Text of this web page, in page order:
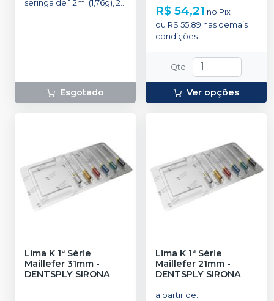
seringa de 1,2ml (1,76g), 2
Esgotado
R$ 54,21 no Pix
ou R$ 55,89 nas demais
condições
Qtd :
Ver opções
Lima K 1ª Série
Maillefer 31mm -
DENTSPLY SIRONA
Lima K 1ª Série
Maillefer 21mm -
DENTSPLY SIRONA
a partir de: